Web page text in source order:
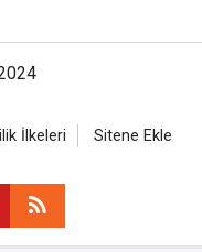
İlkeleri Sitene Ekle